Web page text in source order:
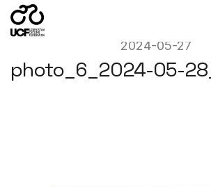
2024-05-27
photo_6_2024-05-